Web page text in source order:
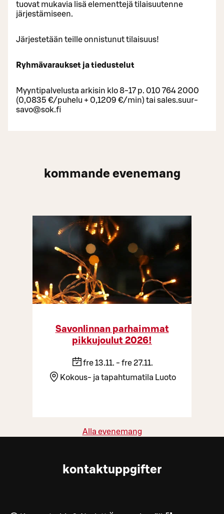
tuovat mukavia lisä elementtejä tilaisuutenne
järjestämiseen.
Järjestetään teille onnistunut tilaisuus!
Ryhmävaraukset ja tiedustelut
Myyntipalvelusta arkisin klo 8-17 p. 010 764 2000
(0,0835 €/puhelu + 0,1209 €/min) tai sales.suur-
savo@sok.fi
kommande evenemang
Savonlinnan parhaimmat
pikkujoulut 2026!
fre 13.11. - fre 27.11.
Kokous- ja tapahtumatila Luoto
Alla evenemang
kontaktuppgifter